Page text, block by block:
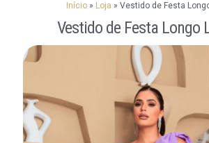
Início » Loja » Vestido de Festa
Vestido de Festa Longo